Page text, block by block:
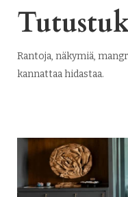
Rantoja, näkymiä,
kannattaa hidastaa.